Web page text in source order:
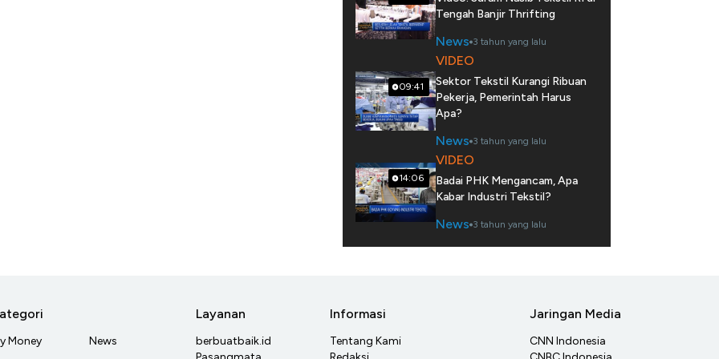
Tengah Banjir Thrifting
News 3 tahun yang lalu
09:41
VIDEO
Sektor Tekstil Kurangi Ribuan
Pekerja, Pemerintah Harus
Apa?
News 3 tahun yang lalu
14:06
VIDEO
Badai PHK Mengancam, Apa
Kabar Industri Tekstil?
News 3 tahun yang lalu
Money News
Layanan
berbuatbaik.id
Informasi
Tentang Kami
Jaringan Media
CNN Indonesia